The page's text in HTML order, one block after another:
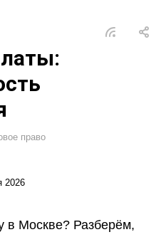
право
2026
в Москве? Разберём,